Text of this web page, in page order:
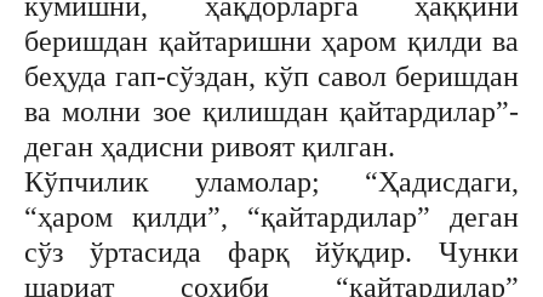
кўмишни, ҳақдорларга ҳаққини
беришдан қайтаришни ҳаром қилди ва
беҳуда гап-сўздан, кўп савол беришдан
ва молни зое қилишдан қайтардилар”-
деган ҳадисни ривоят қилган.
Кўпчилик уламолар; “Ҳадисдаги,
“ҳаром қилди”, “қайтардилар” деган
сўз ўртасида фарқ йўқдир. Чунки
шариат соҳиби “қайтардилар”